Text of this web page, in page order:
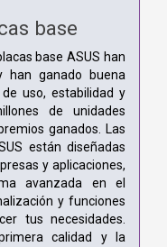
base
base ASUS han
han ganado buena
uso, estabilidad y
de unidades
ganados. Las
están diseñadas
y aplicaciones,
avanzada en el
y funciones
tus necesidades.
calidad y la